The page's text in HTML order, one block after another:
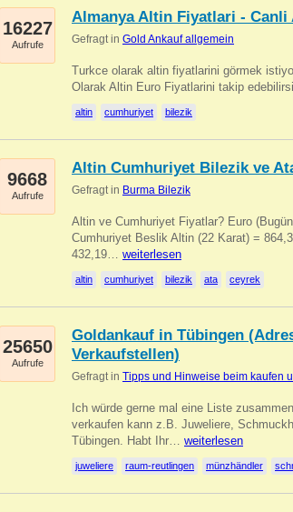
16227
Aufrufe
Almanya Altin Fiyatlari -
Gefragt in Gold Ankauf allgemein
Turkce olarak altin fiyatlarini görmek
Olarak Altin Euro Fiyatlarini takip
altin cumhuriyet bilezik
9668
Aufrufe
Altin Cumhuriyet Bilezik ve
Gefragt in Burma Bilezik
Altin ve Cumhuriyet Fiyatlar? Euro
Cumhuriyet Beslik Altin (22 Karat) =
432,19… weiterlesen
altin cumhuriyet bilezik ata ceyrek
25650
Aufrufe
Goldankauf in Tübingen
Verkaufstellen)
Gefragt in Tipps und Hinweise beim kaufen
Ich würde gerne mal eine Liste
verkaufen kann z.B. Juweliere,
Tübingen. Habt Ihr… weiterlesen
juweliere raum-reutlingen münzhändler